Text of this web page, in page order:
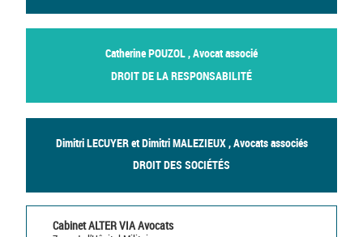
Catherine POUZOL , Avocat associé
DROIT DE LA RESPONSABILITÉ
Dimitri LECUYER et Dimitri MALEZIEUX , Avocats associés
DROIT DES SOCIÉTÉS
Cabinet ALTER VIA Avocats